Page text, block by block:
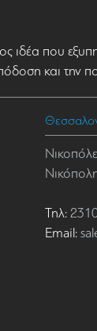
ιδέα που
και την
Τηλ:
Email: